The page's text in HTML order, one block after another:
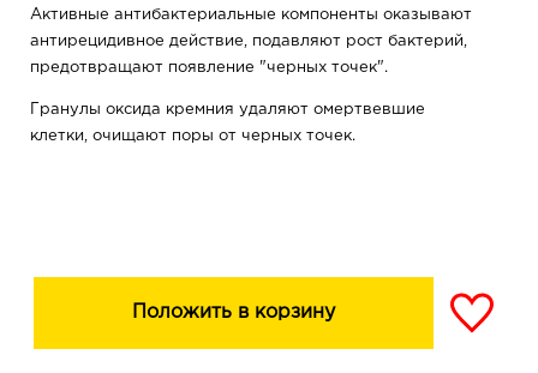
Активные антибактериальные компоненты оказывают
антирецидивное действие, подавляют рост бактерий,
предотвращают появление "черных точек".
Гранулы оксида кремния удаляют омертвевшие
клетки, очищают поры от черных точек.
Положить в корзину